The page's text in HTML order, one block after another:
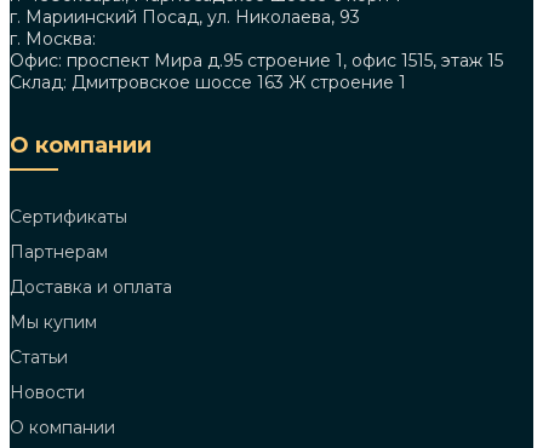
г. Мариинский Посад, ул. Николаева, 93
г. Москва:
Офис: проспект Мира д.95 строение 1, офис 1515, этаж 15
Склад: Дмитровское шоссе 163 Ж строение 1
О компании
Сертификаты
Партнерам
Доставка и оплата
Мы купим
Статьи
Новости
О компании